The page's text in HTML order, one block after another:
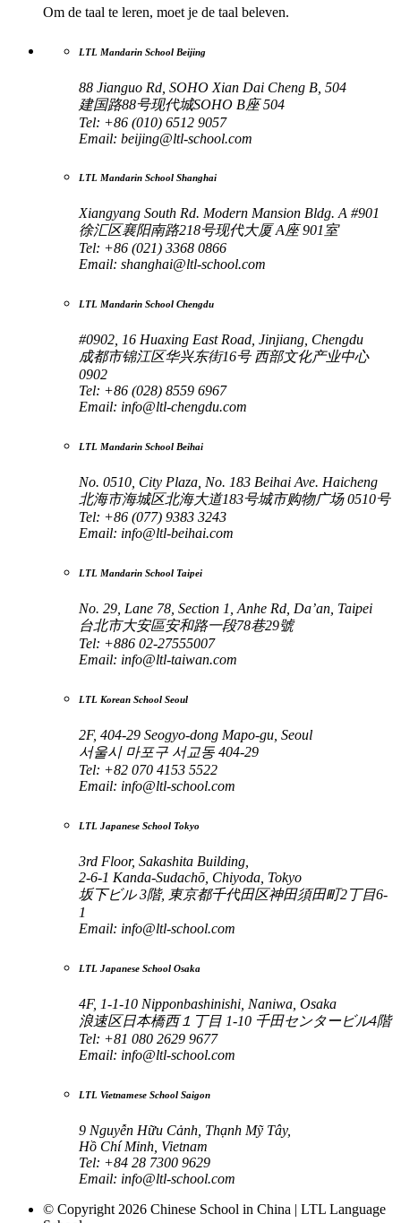
Om de taal te leren, moet je de taal beleven.
LTL Mandarin School Beijing
88 Jianguo Rd, SOHO Xian Dai Cheng B, 504
建国路88号现代城SOHO B座 504
Tel: +86 (010) 6512 9057
Email: beijing@ltl-school.com
LTL Mandarin School Shanghai
Xiangyang South Rd. Modern Mansion Bldg. A #901
徐汇区襄阳南路218号现代大厦 A座 901室
Tel: +86 (021) 3368 0866
Email: shanghai@ltl-school.com
LTL Mandarin School Chengdu
#0902, 16 Huaxing East Road, Jinjiang, Chengdu
成都市锦江区华兴东街16号 西部文化产业中心
0902
Tel: +86 (028) 8559 6967
Email: info@ltl-chengdu.com
LTL Mandarin School Beihai
No. 0510, City Plaza, No. 183 Beihai Ave. Haicheng
北海市海城区北海大道183号城市购物广场 0510号
Tel: +86 (077) 9383 3243
Email: info@ltl-beihai.com
LTL Mandarin School Taipei
No. 29, Lane 78, Section 1, Anhe Rd, Da’an, Taipei
台北市大安區安和路一段78巷29號
Tel: +886 02-27555007
Email: info@ltl-taiwan.com
LTL Korean School Seoul
2F, 404-29 Seogyo-dong Mapo-gu, Seoul
서울시 마포구 서교동 404-29
Tel: +82 070 4153 5522
Email: info@ltl-school.com
LTL Japanese School Tokyo
3rd Floor, Sakashita Building,
2-6-1 Kanda-Sudachō, Chiyoda, Tokyo
坂下ビル 3階, 東京都千代田区神田須田町2丁目6-
1
Email: info@ltl-school.com
LTL Japanese School Osaka
4F, 1-1-10 Nipponbashinishi, Naniwa, Osaka
浪速区日本橋西１丁目 1-10 千田センタービル4階
Tel: +81 080 2629 9677
Email: info@ltl-school.com
LTL Vietnamese School Saigon
9 Nguyễn Hữu Cảnh, Thạnh Mỹ Tây,
Hồ Chí Minh, Vietnam
Tel: +84 28 7300 9629
Email: info@ltl-school.com
© Copyright 2026 Chinese School in China | LTL Language